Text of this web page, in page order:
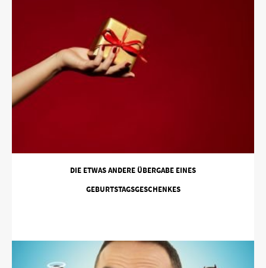
DIE ETWAS ANDERE ÜBERGABE EINES
GEBURTSTAGSGESCHENKES